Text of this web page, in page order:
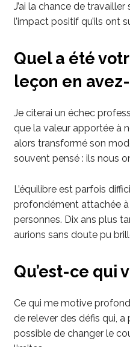
J’ai la chance de
l’impact positif qu’ils ont
Quel a été
leçon en
Je citerai un échec
que la valeur apportée à
alors transformé son
souvent pensé : ils nous
L’équilibre est parfois
profondément attachée à
personnes. Dix ans plus
aurions sans doute pu
Qu’est-ce qui
Ce qui me motive
de relever des défis qui, a
possible de changer le